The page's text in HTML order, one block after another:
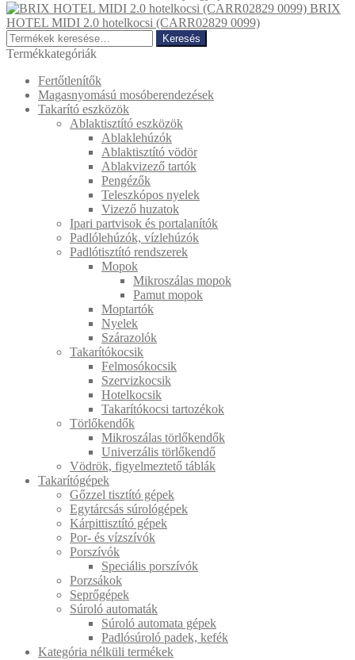
BRIX
HOTEL MIDI 2.0 hotelkocsi (CARR02829 0099)
Keresés
a
következőre:
Keresés
Termékkategóriák
Fertőtlenítők
Magasnyomású mosóberendezések
Takarító eszközök
Ablaktisztító eszközök
Ablaklehúzók
Ablaktisztító vödör
Ablakvizező tartók
Pengézők
Teleszkópos nyelek
Vizező huzatok
Ipari partvisok és portalanítók
Padlólehúzók, vízlehúzók
Padlótisztító rendszerek
Mopok
Mikroszálas mopok
Pamut mopok
Moptartók
Nyelek
Szárazolók
Takarítókocsik
Felmosókocsik
Szervizkocsik
Hotelkocsik
Takarítókocsi tartozékok
Törlőkendők
Mikroszálas törlőkendők
Univerzális törlőkendő
Vödrök, figyelmeztető táblák
Takarítógépek
Gőzzel tisztító gépek
Egytárcsás súrológépek
Kárpittisztító gépek
Por- és vízszívók
Porszívók
Speciális porszívók
Porzsákok
Seprőgépek
Súroló automaták
Súroló automata gépek
Padlósúroló padek, kefék
Kategória nélküli termékek